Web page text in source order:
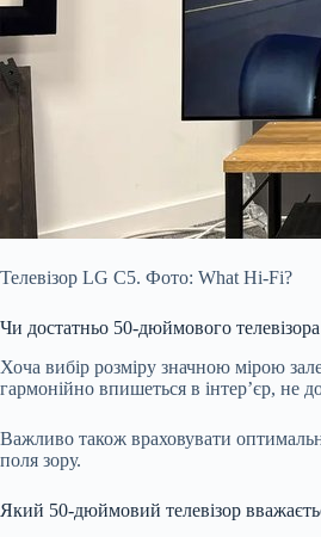
Телевізор LG C5. Фото: What Hi-Fi?
Чи достатньо 50-дюймового телевізора
Хоча вибір розміру значною мірою
гармонійно впишеться в інтер’єр,
Важливо також враховувати
поля зору.
Який 50-дюймовий телевізор